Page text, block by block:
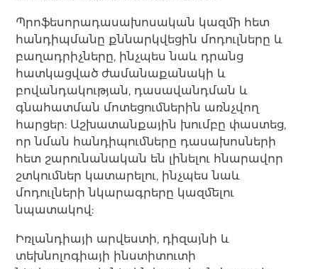
Պրոֆեսորադասախոսական կազմի հետ
հանդիպմանը քննարկվեցին մոդուլները և
բաղադրիչները, ինչպես նաև դրանց
հատկացված ժամանաքանակի և
բովանդակության, դասավանդման և
գնահատման մոտեցումներին առնչվող
հարցեր: Աշխատանքային խումբը փաստեց,
որ նման հանդիպումները դասախոսների
հետ շարունանական են լինելու հնարավոր
շտկումներ կատարելու, ինչպես նաև
մոդուլների նկարագրերը կազմելու
նպատակով:
Իռլանդիայի արվեստի, դիզայնի և
տեխնոլոգիայի ինստիտուտի